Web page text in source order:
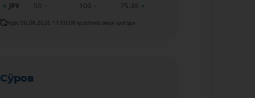
JPY
50 100 75.48
Курс 06.08.2026 11:00:00 ҳолатига амал қилади
Сўров